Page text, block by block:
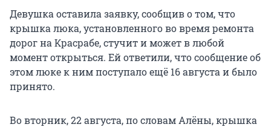
Девушка оставила заявку, сообщив о том, что
крышка люка, установленного во время ремонта
дорог на Красрабе, стучит и может в любой
момент открыться. Ей ответили, что сообщение об
этом люке к ним поступало ещё 16 августа и было
принято.
Во вторник, 22 августа, по словам Алёны, крышка